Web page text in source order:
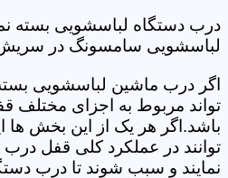
درب دستگاه لباسشویی بسته
لباسشویی سامسونگ در
اگر درب ماشین لباسشویی
تواند مربوط به اجزای مختلف
باشد.اگر هر یک از این بخش ها
توانند در عملکرد کلی قفل درب
نمایند و سبب شوند تا درب